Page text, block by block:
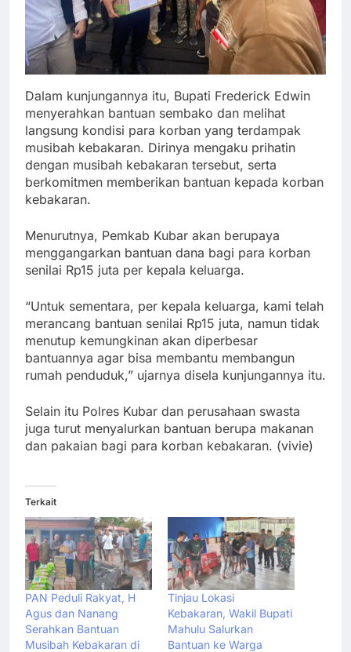
Dalam kunjungannya itu, Bupati Frederick Edwin
menyerahkan bantuan sembako dan melihat
langsung kondisi para korban yang terdampak
musibah kebakaran. Dirinya mengaku prihatin
dengan musibah kebakaran tersebut, serta
berkomitmen memberikan bantuan kepada korban
kebakaran.
Menurutnya, Pemkab Kubar akan berupaya
menggangarkan bantuan dana bagi para korban
senilai Rp15 juta per kepala keluarga.
“Untuk sementara, per kepala keluarga, kami telah
merancang bantuan senilai Rp15 juta, namun tidak
menutup kemungkinan akan diperbesar
bantuannya agar bisa membantu membangun
rumah penduduk,” ujarnya disela kunjungannya itu.
Selain itu Polres Kubar dan perusahaan swasta
juga turut menyalurkan bantuan berupa makanan
dan pakaian bagi para korban kebakaran. (vivie)
Terkait
PAN Peduli Rakyat, H
Agus dan Nanang
Serahkan Bantuan
Musibah Kebakaran di
Tinjau Lokasi
Kebakaran, Wakil Bupati
Mahulu Salurkan
Bantuan ke Warga